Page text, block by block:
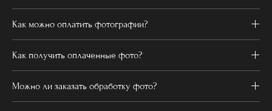
Как можно оплатить фотографии?
Как получить оплаченные фото?
Можно ли заказать обработку фото?